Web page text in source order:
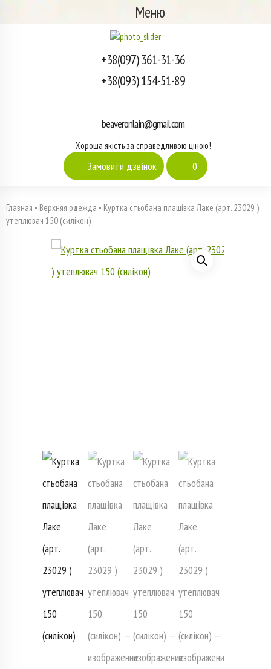
Меню
+38(097) 361-31-36
+38(093) 154-51-89
beaveronlain@gmail.com
Хороша якість за справедливою ціною!
Замовити дзвінок 0
Главная • Верхняя одежда • Куртка стьобана плащівка Лаке (арт. 23029 )
утеплювач 150 (силікон)